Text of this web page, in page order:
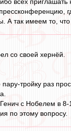
А так имеем то,
со своей хернёй.
тройку раз
с Нобелем в
по этому вопросу.